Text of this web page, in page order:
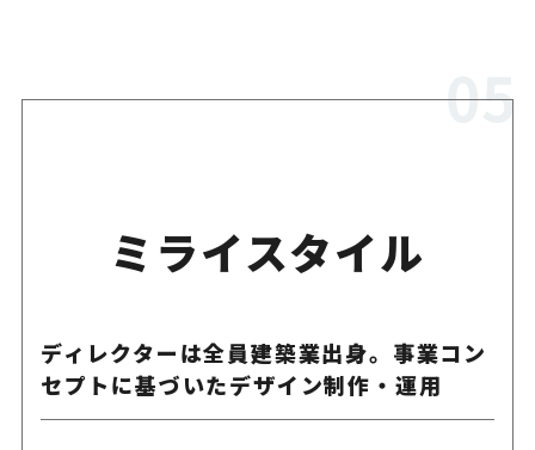
ミライスタイル
ディレクターは全員建築業出身。事業コン
セプトに基づいたデザイン制作・運用